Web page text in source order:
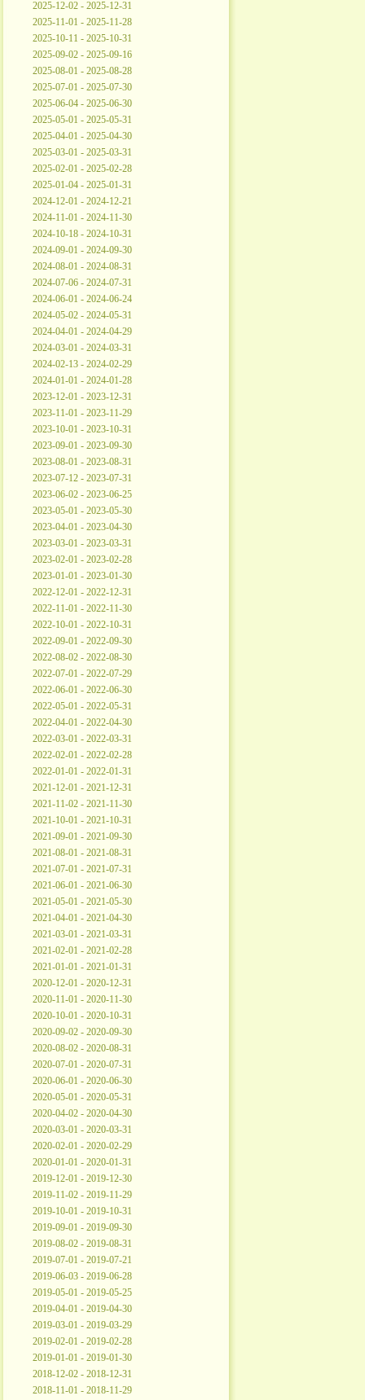
2025-12-02 - 2025-12-31
2025-11-01 - 2025-11-28
2025-10-11 - 2025-10-31
2025-09-02 - 2025-09-16
2025-08-01 - 2025-08-28
2025-07-01 - 2025-07-30
2025-06-04 - 2025-06-30
2025-05-01 - 2025-05-31
2025-04-01 - 2025-04-30
2025-03-01 - 2025-03-31
2025-02-01 - 2025-02-28
2025-01-04 - 2025-01-31
2024-12-01 - 2024-12-21
2024-11-01 - 2024-11-30
2024-10-18 - 2024-10-31
2024-09-01 - 2024-09-30
2024-08-01 - 2024-08-31
2024-07-06 - 2024-07-31
2024-06-01 - 2024-06-24
2024-05-02 - 2024-05-31
2024-04-01 - 2024-04-29
2024-03-01 - 2024-03-31
2024-02-13 - 2024-02-29
2024-01-01 - 2024-01-28
2023-12-01 - 2023-12-31
2023-11-01 - 2023-11-29
2023-10-01 - 2023-10-31
2023-09-01 - 2023-09-30
2023-08-01 - 2023-08-31
2023-07-12 - 2023-07-31
2023-06-02 - 2023-06-25
2023-05-01 - 2023-05-30
2023-04-01 - 2023-04-30
2023-03-01 - 2023-03-31
2023-02-01 - 2023-02-28
2023-01-01 - 2023-01-30
2022-12-01 - 2022-12-31
2022-11-01 - 2022-11-30
2022-10-01 - 2022-10-31
2022-09-01 - 2022-09-30
2022-08-02 - 2022-08-30
2022-07-01 - 2022-07-29
2022-06-01 - 2022-06-30
2022-05-01 - 2022-05-31
2022-04-01 - 2022-04-30
2022-03-01 - 2022-03-31
2022-02-01 - 2022-02-28
2022-01-01 - 2022-01-31
2021-12-01 - 2021-12-31
2021-11-02 - 2021-11-30
2021-10-01 - 2021-10-31
2021-09-01 - 2021-09-30
2021-08-01 - 2021-08-31
2021-07-01 - 2021-07-31
2021-06-01 - 2021-06-30
2021-05-01 - 2021-05-30
2021-04-01 - 2021-04-30
2021-03-01 - 2021-03-31
2021-02-01 - 2021-02-28
2021-01-01 - 2021-01-31
2020-12-01 - 2020-12-31
2020-11-01 - 2020-11-30
2020-10-01 - 2020-10-31
2020-09-02 - 2020-09-30
2020-08-02 - 2020-08-31
2020-07-01 - 2020-07-31
2020-06-01 - 2020-06-30
2020-05-01 - 2020-05-31
2020-04-02 - 2020-04-30
2020-03-01 - 2020-03-31
2020-02-01 - 2020-02-29
2020-01-01 - 2020-01-31
2019-12-01 - 2019-12-30
2019-11-02 - 2019-11-29
2019-10-01 - 2019-10-31
2019-09-01 - 2019-09-30
2019-08-02 - 2019-08-31
2019-07-01 - 2019-07-21
2019-06-03 - 2019-06-28
2019-05-01 - 2019-05-25
2019-04-01 - 2019-04-30
2019-03-01 - 2019-03-29
2019-02-01 - 2019-02-28
2019-01-01 - 2019-01-30
2018-12-02 - 2018-12-31
2018-11-01 - 2018-11-29